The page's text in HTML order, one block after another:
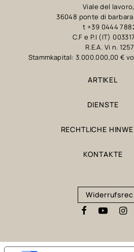
Viale del
36048 ponte di
t +39 0444
C.F e P.I (IT)
R.E.A. Vi n.
Stammkapital: 3.000.000,00 €
ARTIKEL
DIENSTE
RECHTLICHE
KONTAKTE